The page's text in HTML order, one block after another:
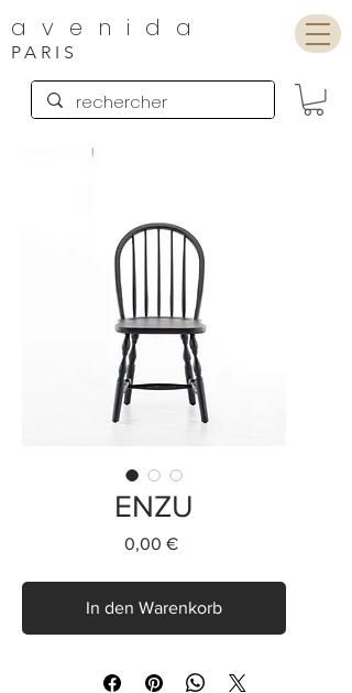
avenida
PARIS
ENZU
0,00 €Preis
In den Warenkorb